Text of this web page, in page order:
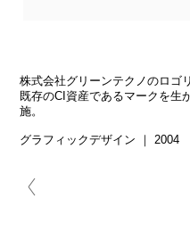
株式会社グリーンテクノのロゴ
既存のCI資産であるマークを生
施。
グラフィックデザイン ｜ 2004